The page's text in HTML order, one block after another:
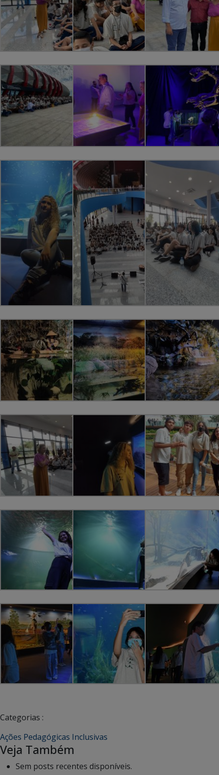
Categorias :
Ações Pedagógicas Inclusivas
Veja Também
Sem posts recentes disponíveis.